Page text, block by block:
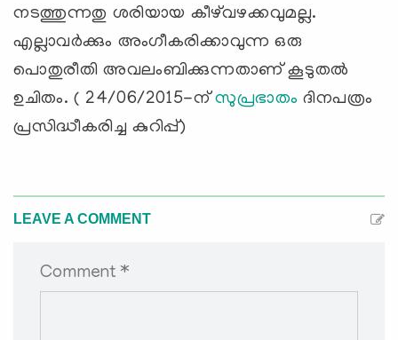
നടത്തുന്നതു ശരിയായ കീഴ്‌വഴക്കവുമല്ല.
എല്ലാവര്‍ക്കും അംഗീകരിക്കാവുന്ന ഒരു
പൊതുരീതി അവലംബിക്കുന്നതാണ് കൂടുതല്‍
ഉചിതം. ( 24/06/2015-ന്സുപ്രഭാതം ദിനപത്രം
പ്രസിദ്ധീകരിച്ച കുറിപ്പ്)
LEAVE A COMMENT
Comment *